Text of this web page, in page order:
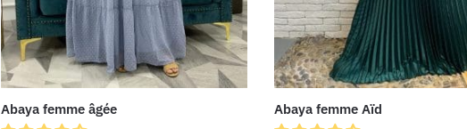
Abaya femme âgée Abaya femme Aïd